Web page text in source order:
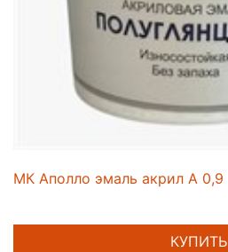
МК Аполло эмаль акрил А 0,9
КУПИТЬ